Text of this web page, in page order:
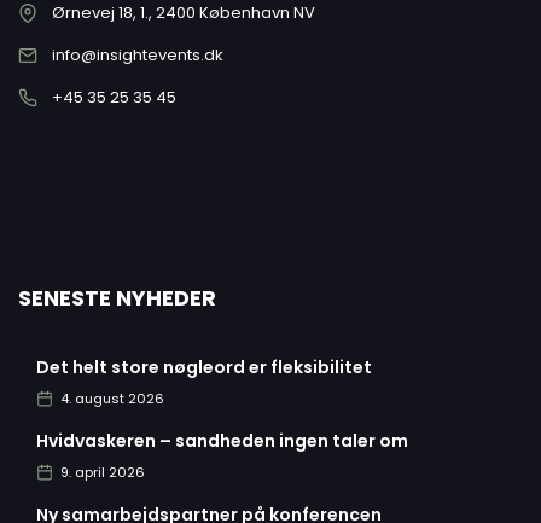
Ørnevej 18, 1., 2400 København NV
info@insightevents.dk
+45 35 25 35 45
SENESTE NYHEDER
Det helt store nøgleord er fleksibilitet
4. august 2026
Hvidvaskeren – sandheden ingen taler om
9. april 2026
Ny samarbejdspartner på konferencen